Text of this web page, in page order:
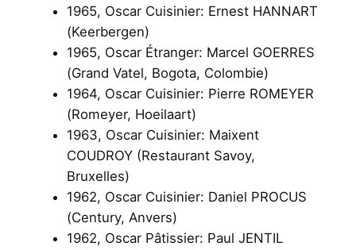
1965, Oscar Cuisinier: Ernest HANNART
(Keerbergen)
1965, Oscar Étranger: Marcel GOERRES
(Grand Vatel, Bogota, Colombie)
1964, Oscar Cuisinier: Pierre ROMEYER
(Romeyer, Hoeilaart)
1963, Oscar Cuisinier: Maixent
COUDROY (Restaurant Savoy,
Bruxelles)
1962, Oscar Cuisinier: Daniel PROCUS
(Century, Anvers)
1962, Oscar Pâtissier: Paul JENTIL